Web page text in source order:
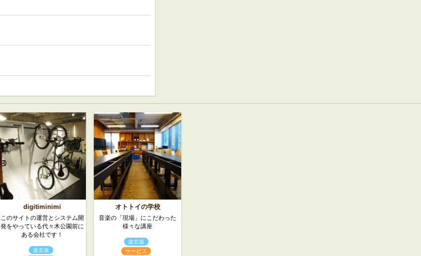
digitiminimi
このサイトの運営とシステム開
発をやっている代々木公園前に
ある会社です！
道玄坂
オトトイの学校
音楽の「現場」にこだわった
様々な講座
道玄坂
サービス